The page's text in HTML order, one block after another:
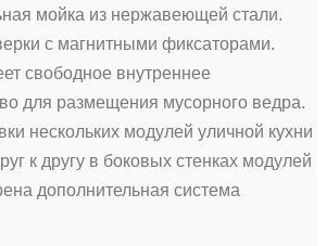
мойка из нержавеющей стали.
с магнитными фиксаторами.
свободное внутреннее
для размещения мусорного ведра.
нескольких модулей уличной кухни
к другу в боковых стенках модулей
дополнительная система